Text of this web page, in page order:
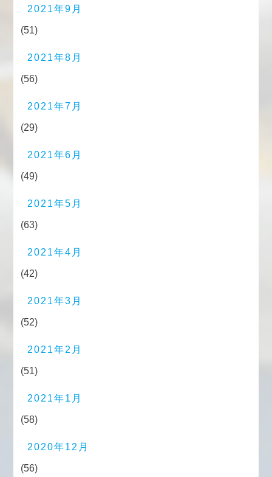
2021年9月
(51)
2021年8月
(56)
2021年7月
(29)
2021年6月
(49)
2021年5月
(63)
2021年4月
(42)
2021年3月
(52)
2021年2月
(51)
2021年1月
(58)
2020年12月
(56)